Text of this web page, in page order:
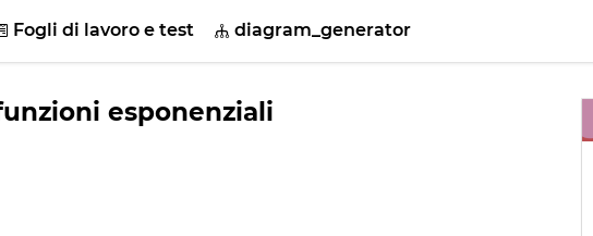
Fogli di lavoro e test  diagram_generator
esponenziali